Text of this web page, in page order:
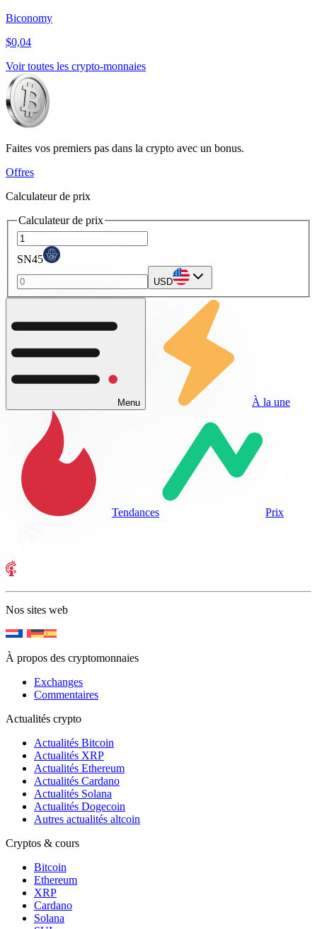
Biconomy
$0,04
Voir toutes les crypto-monnaies
Faites vos premiers pas dans la crypto avec un bonus.
Offres
Calculateur de prix
Calculateur de prix
SN45
USD
Menu À la une
Tendances Prix
Nos sites web
À propos des cryptomonnaies
Exchanges
Commentaires
Actualités crypto
Actualités Bitcoin
Actualités XRP
Actualités Ethereum
Actualités Cardano
Actualités Solana
Actualités Dogecoin
Autres actualités altcoin
Cryptos & cours
Bitcoin
Ethereum
XRP
Cardano
Solana